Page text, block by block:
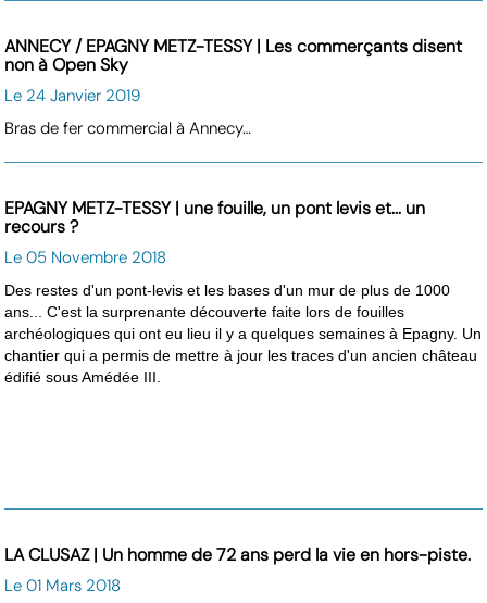
ANNECY / EPAGNY METZ-TESSY | Les commerçants disent
non à Open Sky
Le 24 Janvier 2019
Bras de fer commercial à Annecy…
EPAGNY METZ-TESSY | une fouille, un pont levis et... un
recours ?
Le 05 Novembre 2018
Des restes d'un pont-levis et les bases d'un mur de plus de 1000
ans... C'est la surprenante découverte faite lors de fouilles
archéologiques qui ont eu lieu il y a quelques semaines à Epagny. Un
chantier qui a permis de mettre à jour les traces d'un ancien château
édifié sous Amédée III.
LA CLUSAZ | Un homme de 72 ans perd la vie en hors-piste.
Le 01 Mars 2018